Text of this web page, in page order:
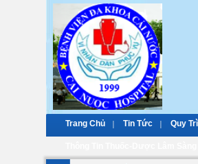
Trang Chủ Tin Tức Quy